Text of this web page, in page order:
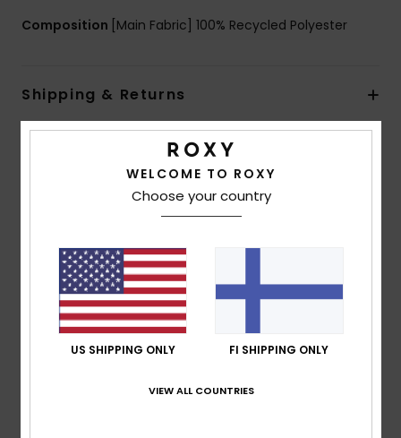
Composition [Main Fabric] 100% Recycled Polyester
Shipping & Returns
Customer Reviews
5.0/5
based on1 verified reviews
since lokakuuta 2025
100% of our customers recommend this product
WELCOME TO ROXY
Choose your country
US SHIPPING ONLY FI SHIPPING ONLY
VIEW ALL COUNTRIES